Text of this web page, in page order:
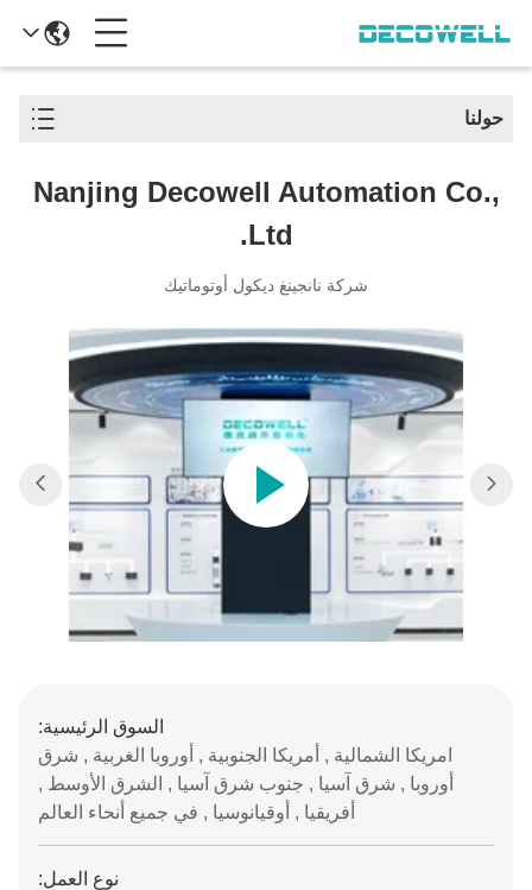
حولنا
Nanjing Decowell Automation Co.,
Ltd.
شركة نانجينغ ديكول أوتوماتيك
السوق الرئيسية:
امريكا الشمالية , أمريكا الجنوبية , أوروبا الغربية , شرق
أوروبا , شرق آسيا , جنوب شرق آسيا , الشرق الأوسط ,
أفريقيا , أوقيانوسيا , في جميع أنحاء العالم
نوع العمل: